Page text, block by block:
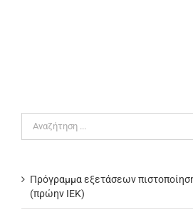
για:
Πρόγραμμα εξετάσεων
(πρώην ΙΕΚ)